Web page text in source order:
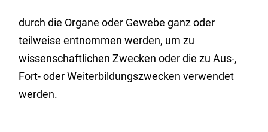
durch die Organe oder Gewebe ganz oder
teilweise entnommen werden, um zu
wissenschaftlichen Zwecken oder die zu Aus-,
Fort- oder Weiterbildungszwecken verwendet
werden.